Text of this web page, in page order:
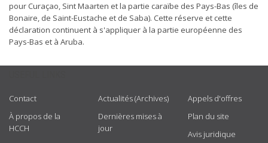
pour Curaçao, Sint Maarten et la partie caraïbe des Pays-Bas (îles de
Bonaire, de Saint-Eustache et de Saba). Cette réserve et cette
déclaration continuent à s'appliquer à la partie européenne des
Pays-Bas et à Aruba.
Contact
À propos de la
HCCH
Actualités (Archives)
Dernières mises à
jour
Appels d'offres
Plan du site
Avis juridique